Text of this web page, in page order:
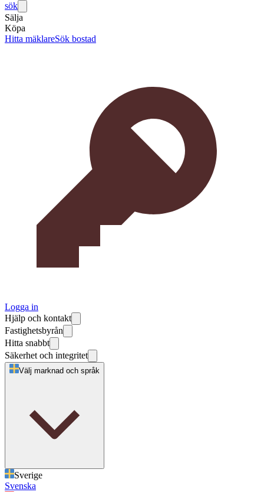
sök
Sälja
Köpa
Hitta mäklareSök bostad
Logga in
Hjälp och kontakt
Fastighetsbyrån
Hitta snabbt
Säkerhet och integritet
Välj marknad och språk
Sverige
Svenska